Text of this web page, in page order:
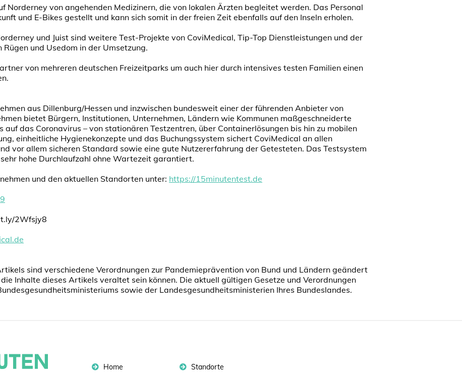
Norderney von angehenden Medizinern, die von lokalen Ärzten begleitet werden. Das Personal
und E-Bikes gestellt und kann sich somit in der freien Zeit ebenfalls auf den Inseln erholen.
und Juist sind weitere Test-Projekte von CoviMedical, Tip-Top Dienstleistungen und der
und Usedom in der Umsetzung.
von mehreren deutschen Freizeitparks um auch hier durch intensives testen Familien einen
aus Dillenburg/Hessen und inzwischen bundesweit einer der führenden Anbieter von
bietet Bürgern, Institutionen, Unternehmen, Ländern wie Kommunen maßgeschneiderte
auf das Coronavirus – von stationären Testzentren, über Containerlösungen bis hin zu mobilen
einheitliche Hygienekonzepte und das Buchungssystem sichert CoviMedical an allen
vor allem sicheren Standard sowie eine gute Nutzererfahrung der Getesteten. Das Testsystem
hohe Durchlaufzahl ohne Wartezeit garantiert.
und den aktuellen Standorten unter: https://15minutentest.de
2Wfsjy8
sind verschiedene Verordnungen zur Pandemieprävention von Bund und Ländern geändert
Inhalte dieses Artikels veraltet sein können. Die aktuell gültigen Gesetze und Verordnungen
sowie der Landesgesundheitsministerien Ihres Bundeslandes.
Home Standorte